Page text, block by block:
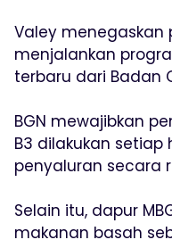
Valey menegaskan
menjalankan
terbaru dari Badan
BGN mewajibkan
B3 dilakukan
penyaluran secara
Selain itu, dapur
makanan basah